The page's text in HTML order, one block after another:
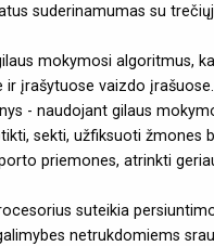
suderinamumas su
mokymosi algoritmus,
ir įrašytuose vaizdo įrašuose.
- naudojant gilaus
sekti, užfiksuoti žmones
priemones, atrinkti
suteikia
netrukdomiems